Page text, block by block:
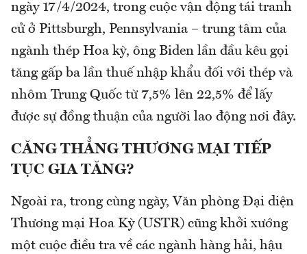
ngày 17/4/2024, trong cuộc vận động tái tranh
cử ở Pittsburgh, Pennsylvania – trung tâm của
ngành thép Hoa kỳ, ông Biden lần đầu kêu gọi
tăng gấp ba lần thuế nhập khẩu đối với thép và
nhôm Trung Quốc từ 7,5% lên 22,5% để lấy
được sự đồng thuận của người lao động nơi đây.
CĂNG THẲNG THƯƠNG MẠI TIẾP
TỤC GIA TĂNG?
Ngoài ra, trong cùng ngày, Văn phòng Đại diện
Thương mại Hoa Kỳ (USTR) cũng khởi xướng
một cuộc điều tra về các ngành hàng hải, hậu